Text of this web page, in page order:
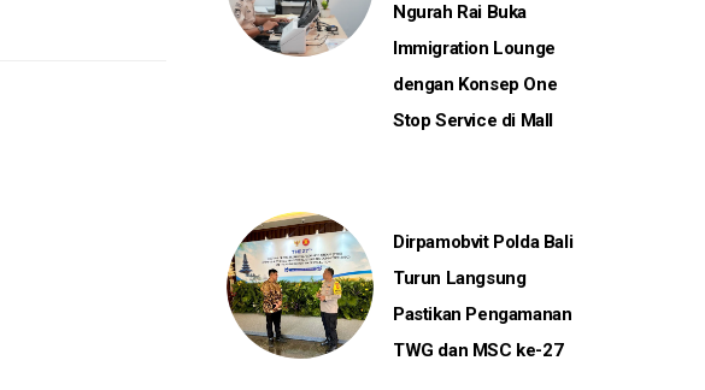
Ngurah Rai Buka
Immigration Lounge
dengan Konsep One
Stop Service di Mall
Dirpamobvit Polda Bali
Turun Langsung
Pastikan Pengamanan
TWG dan MSC ke-27